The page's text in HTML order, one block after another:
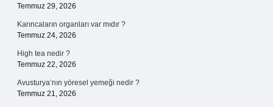
Temmuz 29, 2026
Karıncaların organları var mıdır ?
Temmuz 24, 2026
High tea nedir ?
Temmuz 22, 2026
Avusturya’nın yöresel yemeği nedir ?
Temmuz 21, 2026